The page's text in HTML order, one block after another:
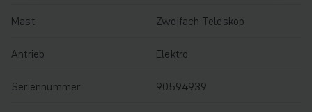
Mast Zweifach Teleskop
Antrieb Elektro
Seriennummer 90594939